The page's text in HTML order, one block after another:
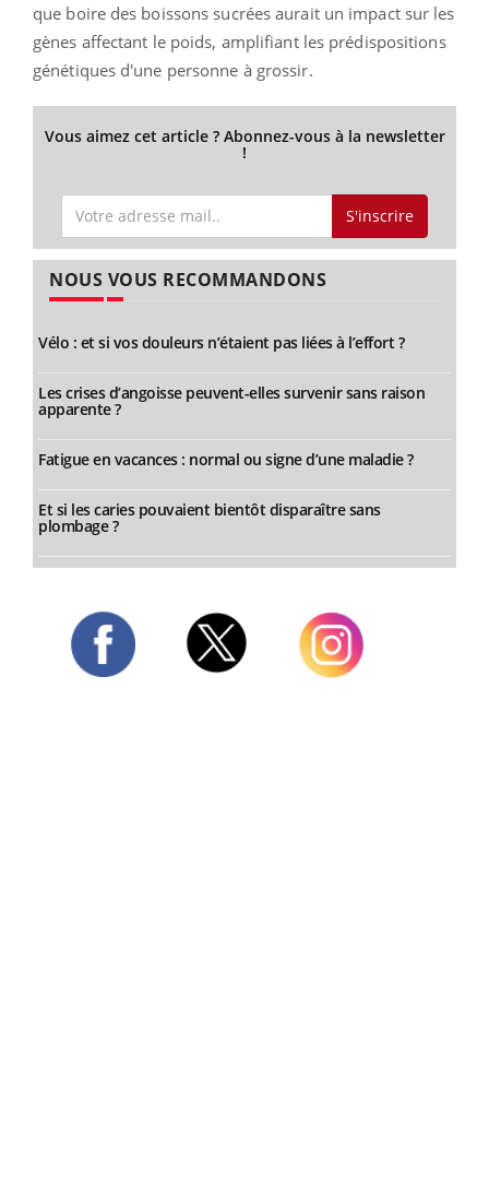
que boire des boissons sucrées aurait un impact sur les
gènes affectant le poids, amplifiant les prédispositions
génétiques d'une personne à grossir.
Vous aimez cet article ? Abonnez-vous à la newsletter
!
S'inscrire
NOUS VOUS RECOMMANDONS
Vélo : et si vos douleurs n’étaient pas liées à l’effort ?
Les crises d’angoisse peuvent-elles survenir sans raison
apparente ?
Fatigue en vacances : normal ou signe d’une maladie ?
Et si les caries pouvaient bientôt disparaître sans
plombage ?